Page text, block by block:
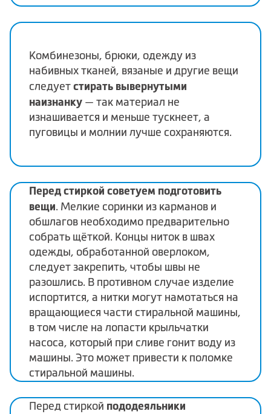
Комбинезоны, брюки, одежду из
набивных тканей, вязаные и другие вещи
следует стирать вывернутыми
наизнанку — так материал не
изнашивается и меньше тускнеет, а
пуговицы и молнии лучше сохраняются.
Перед стиркой советуем подготовить
вещи. Мелкие соринки из карманов и
обшлагов необходимо предварительно
собрать щёткой. Концы ниток в швах
одежды, обработанной оверлоком,
следует закрепить, чтобы швы не
разошлись. В противном случае изделие
испортится, а нитки могут намотаться на
вращающиеся части стиральной машины,
в том числе на лопасти крыльчатки
насоса, который при сливе гонит воду из
машины. Это может привести к поломке
стиральной машины.
Перед стиркой пододеяльники